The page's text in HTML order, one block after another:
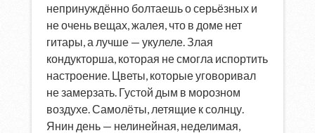
непринуждённо болтаешь о серьёзных и
не очень вещах, жалея, что в доме нет
гитары, а лучше — укулеле. Злая
кондукторша, которая не смогла испортить
настроение. Цветы, которые уговоривал
не замерзать. Густой дым в морозном
воздухе. Самолёты, летящие к солнцу.
Янин день — нелинейная, неделимая,